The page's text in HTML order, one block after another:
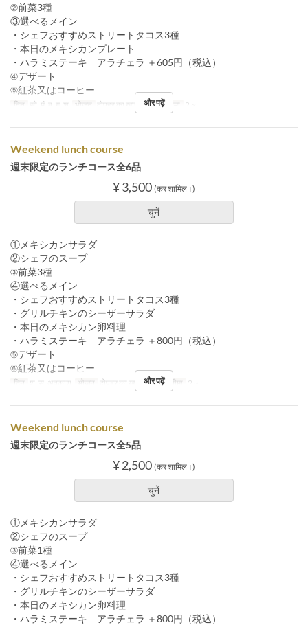
②前菜3種
③選べるメイン
・シェフおすすめストリートタコス3種
・本日のメキシカンプレート
・ハラミステーキ アラチェラ ＋605円（税込）
④デザート
⑤紅茶又はコーヒー
दिन सो, मं, बु, गु, शु भोजन दोपहर का खाना आदेश सीमा 2 ~
और पढ़ें
Weekend lunch course
週末限定のランチコース全6品
¥ 3,500 (कर शामिल।)
चुनें
①メキシカンサラダ
②シェフのスープ
③前菜3種
④選べるメイン
・シェフおすすめストリートタコス3種
・グリルチキンのシーザーサラダ
・本日のメキシカン卵料理
・ハラミステーキ アラチェラ ＋800円（税込）
⑤デザート
⑥紅茶又はコーヒー
दिन श, स, अवकाश भोजन दोपहर का खाना आदेश सीमा 2 ~
और पढ़ें
Weekend lunch course
週末限定のランチコース全5品
¥ 2,500 (कर शामिल।)
चुनें
①メキシカンサラダ
②シェフのスープ
③前菜1種
④選べるメイン
・シェフおすすめストリートタコス3種
・グリルチキンのシーザーサラダ
・本日のメキシカン卵料理
・ハラミステーキ アラチェラ ＋800円（税込）